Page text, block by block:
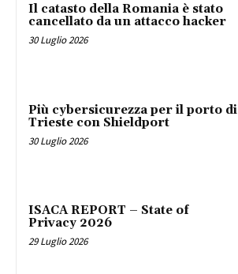
Il catasto della Romania è stato
cancellato da un attacco hacker
30 Luglio 2026
Più cybersicurezza per il porto di
Trieste con Shieldport
30 Luglio 2026
ISACA REPORT – State of
Privacy 2026
29 Luglio 2026